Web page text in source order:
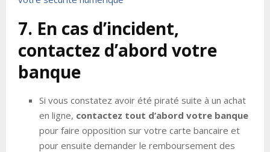
7. En cas d’incident,
contactez d’abord votre
banque
Si vous constatez avoir été piraté suite à un achat
en ligne, contactez tout d’abord votre banque
pour faire opposition sur votre carte bancaire et
pour ensuite demander le remboursement des